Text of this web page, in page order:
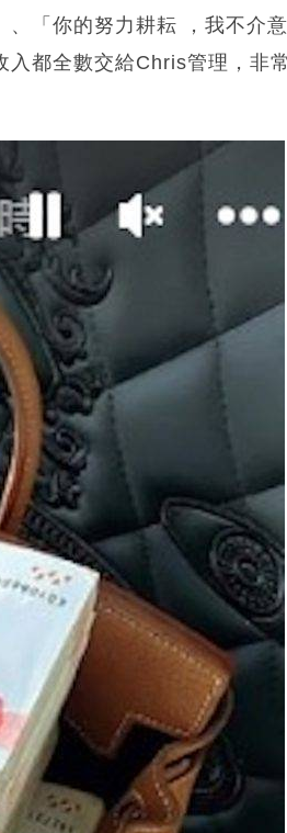
、「你的努力耕耘 ，我不介
入都全數交給Chris管理，非